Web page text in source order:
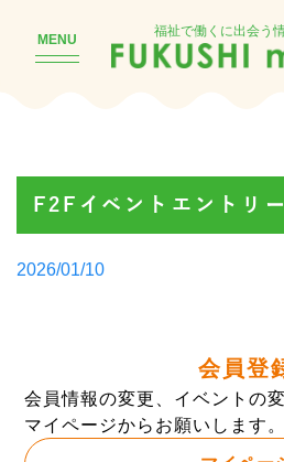
MENU
福祉で働くに出会う
F2Fイベントエントリー
Posted
2026/01/10
会員登
会員情報の変更、イベントの
マイページからお願いします。